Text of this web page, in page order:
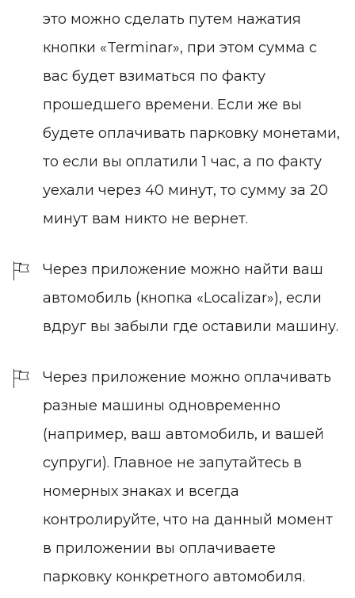
это можно сделать путем нажатия
кнопки «Terminar», при этом сумма с
вас будет взиматься по факту
прошедшего времени. Если же вы
будете оплачивать парковку монетами,
то если вы оплатили 1 час, а по факту
уехали через 40 минут, то сумму за 20
минут вам никто не вернет.
Через приложение можно найти ваш
автомобиль (кнопка «Localizar»), если
вдруг вы забыли где оставили машину.
Через приложение можно оплачивать
разные машины одновременно
(например, ваш автомобиль, и вашей
супруги). Главное не запутайтесь в
номерных знаках и всегда
контролируйте, что на данный момент
в приложении вы оплачиваете
парковку конкретного автомобиля.